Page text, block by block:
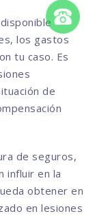
los gastos
tu caso. Es
de
de seguros,
influir en la
obtener en
en lesiones